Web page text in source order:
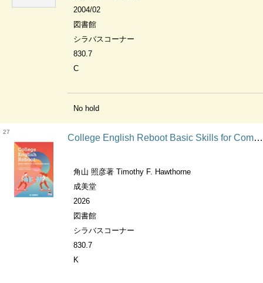
2004/02
図書館
シラバスコーナー
830.7
C
No hold
27
College English Reboot Basic Skills for Communication 大学生のための英語基礎力トレーニング
角山 照彦著 Timothy F. Hawthorne
成美堂
2026
図書館
シラバスコーナー
830.7
K